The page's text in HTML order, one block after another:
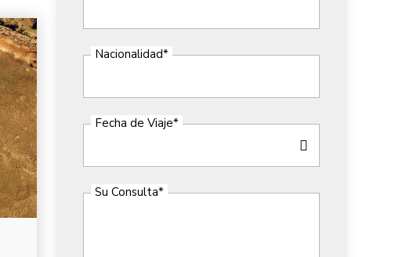
Nacionalidad*
Fecha de Viaje*
Su Consulta*